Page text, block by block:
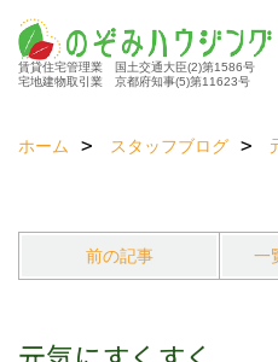
賃貸住宅管理業 国土交通大臣(2)第1586号
宅地建物取引業 京都府知事(5)第11623号
ホーム スタッフブログ
前の記事 一